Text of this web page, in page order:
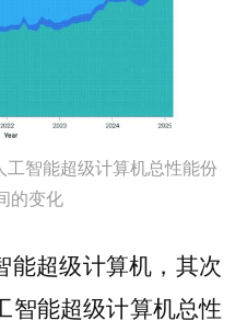
智能超级计算机总性能份
的变化
能超级计算机，其次
智能超级计算机总性